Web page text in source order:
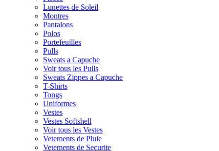
Lunettes de Soleil
Montres
Pantalons
Polos
Portefeuilles
Pulls
Sweats a Capuche
Voir tous les Pulls
Sweats Zippes a Capuche
T-Shirts
Tongs
Uniformes
Vestes
Vestes Softshell
Voir tous les Vestes
Vetements de Pluie
Vetements de Securite